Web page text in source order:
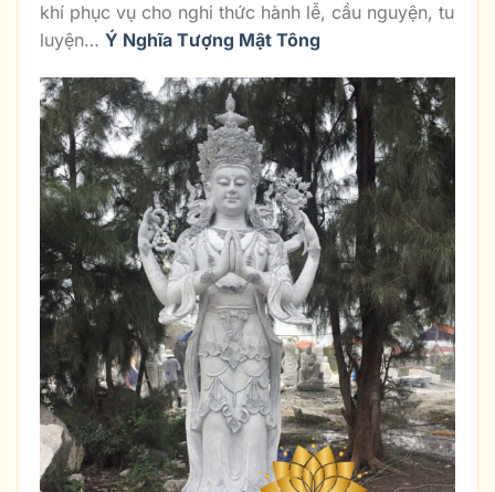
khí phục vụ cho nghi thức hành lễ, cầu nguyện, tu
luyện… Ý Nghĩa Tượng Mật Tông